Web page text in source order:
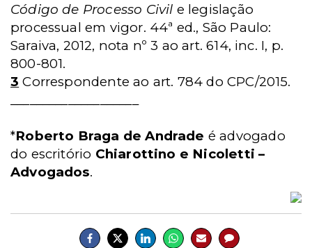
Código de Processo Civil e legislação
processual em vigor. 44ª ed., São Paulo:
Saraiva, 2012, nota nº 3 ao art. 614, inc. I, p.
800-801.
3 Correspondente ao art. 784 do CPC/2015.
*Roberto Braga de Andrade é advogado
do escritório Chiarottino e Nicoletti –
Advogados.